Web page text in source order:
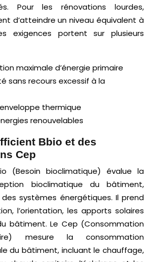
Pour les rénovations lourdes,
d’atteindre un niveau équivalent à
exigences portent sur plusieurs
maximale d’énergie primaire
sans recours excessif à la
thermique
renouvelables
Bbio et des
Cep
(Besoin bioclimatique) évalue la
bioclimatique du bâtiment,
systèmes énergétiques. Il prend
l’orientation, les apports solaires
bâtiment. Le Cep (Consommation
mesure la consommation
du bâtiment, incluant le chauffage,